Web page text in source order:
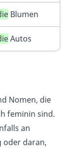
Blumen
Autos
Nomen, die
feminin sind.
an
oder daran,